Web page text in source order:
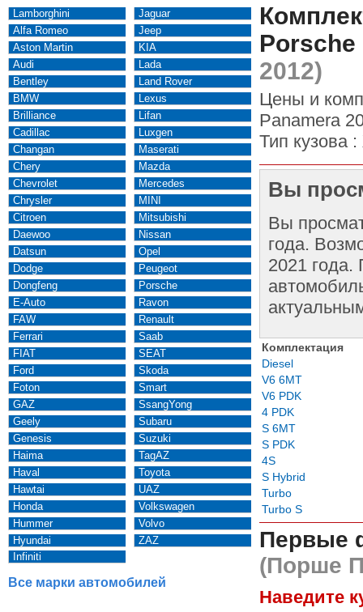
Lamborghini
Alfa Romeo
Aston Martin
Audi
Bentley
BMW
Brilliance
Cadillac
Changan
Chery
Chevrolet
Chrysler
Citroen
Daewoo
Datsun
Dodge
Dongfeng
E-Auto
FAW
Ferrari
FIAT
Ford
Foton
GAZ
Geely
Genesis
Haima
Haval
Hawtai
Honda
Hummer
Hyundai
Infiniti
Jaguar
Jeep
KIA
Lada
Land Rover
Lexus
Lifan
Luxgen
Maserati
Mazda
Mercedes
MINI
Mitsubishi
Nissan
Opel
Peugeot
Porsche
Ravon
Renault
Saab
SEAT
Skoda
Smart
SsangYong
Subaru
Suzuki
TagAZ
Toyota
UAZ
Volkswagen
Volvo
ZAZ
Все марки автомобилей
Porsche
2012)
Цены и
Panamera
Тип кузова :
Вы
Вы
года.
2021 года.
Комплектация
Diesel
V6 6MT
V6 PDK
4 PDK
S 6MT
S PDK
4S
S Hybrid
Turbo
Turbo S
Первые
(Порше
Наведите